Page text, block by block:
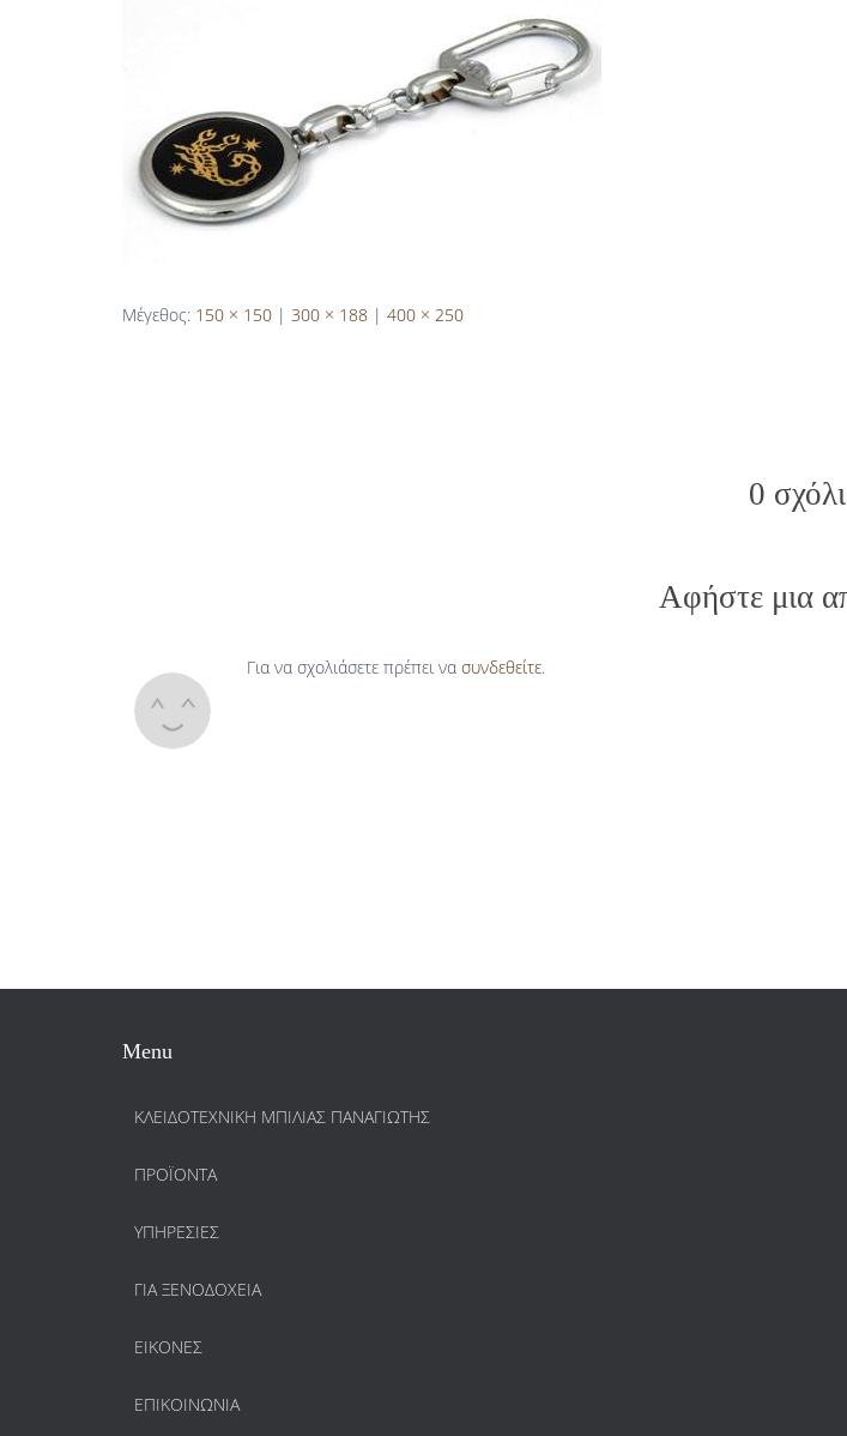
Μέγεθος: 150 × 150 | 300 × 188 | 400 × 250
0
Αφήστε μια
Για να σχολιάσετε πρέπει να συνδεθείτε.
Menu
ΚΛΕΙΔΟΤΕΧΝΙΚΗ ΜΠΙΛΙΑΣ ΠΑΝΑΓΙΩΤΗΣ
ΠΡΟΪΌΝΤΑ
ΥΠΗΡΕΣΊΕΣ
ΓΙΑ ΞΕΝΟΔΟΧΕΊΑ
ΕΙΚΌΝΕΣ
ΕΠΙΚΟΙΝΩΝΊΑ